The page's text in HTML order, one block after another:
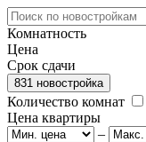
Комнатность
Цена
Срок сдачи
831 новостройка
Количество комнат
Цена квартиры
–